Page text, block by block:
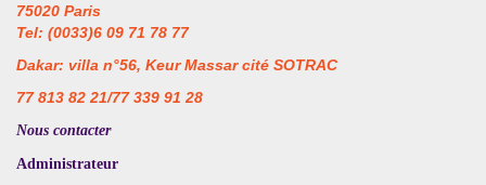
75020 Paris
Tel: (0033)6 09 71 78 77
Dakar: villa n°56, Keur Massar cité SOTRAC
77 813 82 21/77 339 91 28
Nous contacter
Administrateur